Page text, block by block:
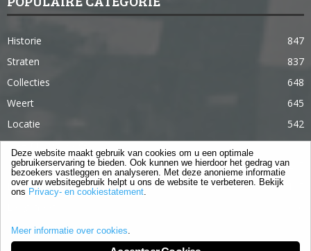
Historie
847
Straten
837
Collecties
648
Weert
645
Locatie
542
Weert in 365 dagen
363
Gebouwen
285
Lifestyle
Deze website maakt gebruik van cookies om u een optimale
gebruikerservaring te bieden. Ook kunnen we hierdoor het gedrag van
bezoekers vastleggen en analyseren. Met deze anonieme informatie
over uw websitegebruik helpt u ons de website te verbeteren. Bekijk
ons Privacy- en cookiestatement.
Meer informatie over cookies.